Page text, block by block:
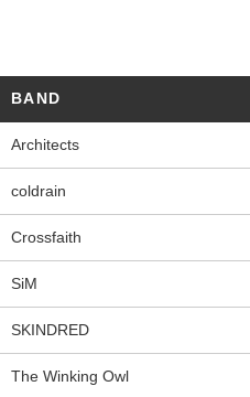
BAND
Architects
coldrain
Crossfaith
SiM
SKINDRED
The Winking Owl